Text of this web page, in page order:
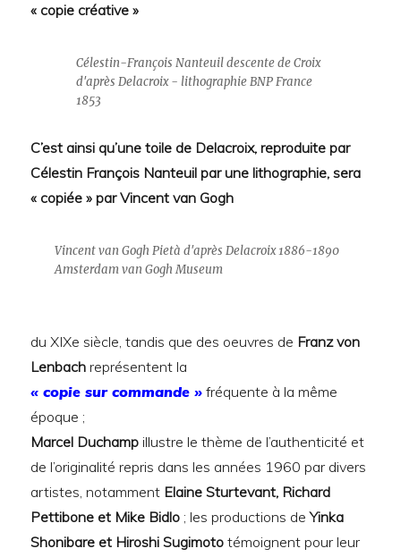
« copie créative »
Célestin-François Nanteuil descente de Croix
d'après Delacroix - lithographie BNP France
1853
C’est ainsi qu’une toile de Delacroix, reproduite par
Célestin François Nanteuil par une lithographie, sera
« copiée » par Vincent van Gogh
Vincent van Gogh Pietà d'après Delacroix 1886-1890
Amsterdam van Gogh Museum
du XIXe siècle, tandis que des oeuvres de Franz von
Lenbach représentent la
« copie sur commande » fréquente à la même
époque ;
Marcel Duchamp illustre le thème de l’authenticité et
de l’originalité repris dans les années 1960 par divers
artistes, notamment Elaine Sturtevant, Richard
Pettibone et Mike Bidlo ; les productions deYinka
Shonibare et Hiroshi Sugimoto témoignent pour leur